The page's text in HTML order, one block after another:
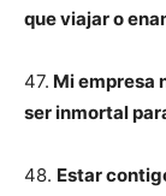
que viajar o
47. Mi empresa
ser inmortal
48. Estar